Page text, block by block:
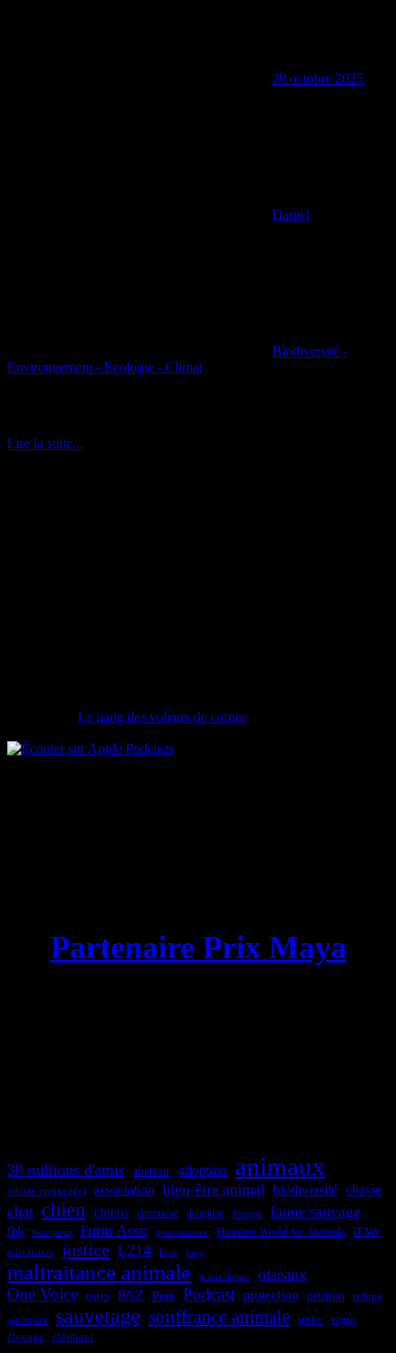
29 octobre 2025
Daniel
Biodiversité -
Environnement - Ecologie - Climat
Lire la suite...
Le gang des voleurs de cornes
Partenaire Prix Maya
30 millions d'amis abattoir adoption animaux
artiste engagé(e) association bien-être animal biodiversité chasse
chat chien chiens chronique dauphins Europe faune sauvage
fbb four paws Futur Asso gouvernance Humane World for Animals IFAW
interdiction justice L214 livre loup
maltraitance animale maria daines oiseaux
One Voice ours PAZ Peta Podcast protection pétition refuge
sanctuaire sauvetage souffrance animale trafic vegan
élevage éléphant